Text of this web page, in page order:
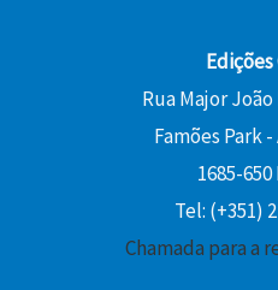
Rua Major
Famões Park
1685-
Tel: (+351)
Chamada para a